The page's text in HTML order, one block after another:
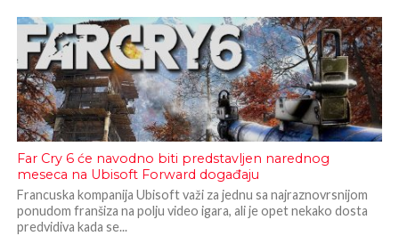
Far Cry 6 će navodno biti predstavljen narednog
meseca na Ubisoft Forward događaju
Francuska kompanija Ubisoft važi za jednu sa najraznovrsnijom
ponudom franšiza na polju video igara, ali je opet nekako dosta
predvidiva kada se...